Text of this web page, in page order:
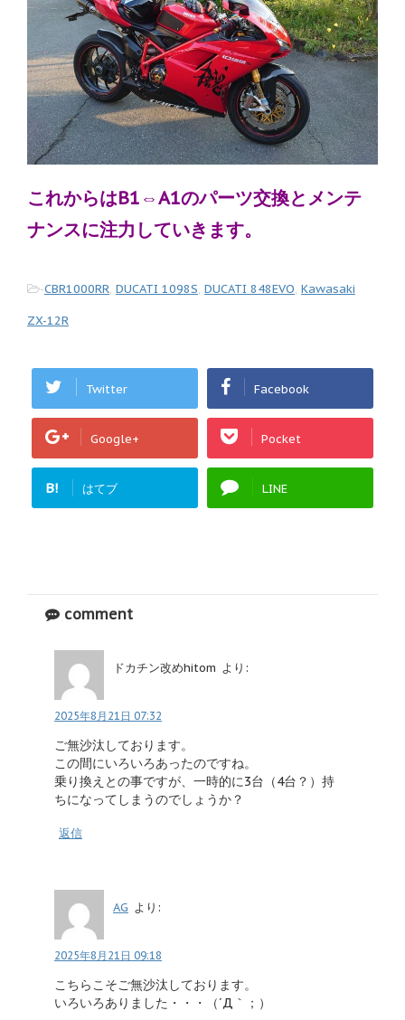
これからはB1⇔A1のパーツ交換とメンテ
ナンスに注力していきます。
-CBR1000RR, DUCATI 1098S, DUCATI 848EVO, Kawasaki
ZX-12R
Twitter Facebook
Google+ Pocket
B! はてブ LINE
comment
ドカチン改めhitom より:
2025年8月21日 07:32
ご無沙汰しております。
この間にいろいろあったのですね。
乗り換えとの事ですが、一時的に3台（4台？）持
ちになってしまうのでしょうか？
返信
AG より:
2025年8月21日 09:18
こちらこそご無沙汰しております。
いろいろありました・・・（´Д｀；）